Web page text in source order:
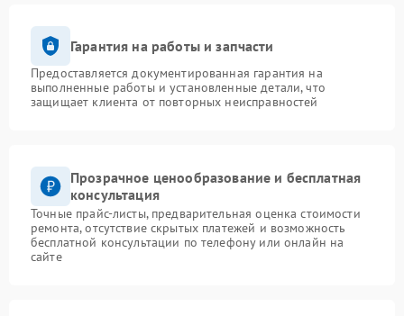
Гарантия на работы и запчасти
Предоставляется документированная гарантия на
выполненные работы и установленные детали, что
защищает клиента от повторных неисправностей
Прозрачное ценообразование и бесплатная
консультация
Точные прайс-листы, предварительная оценка стоимости
ремонта, отсутствие скрытых платежей и возможность
бесплатной консультации по телефону или онлайн на
сайте